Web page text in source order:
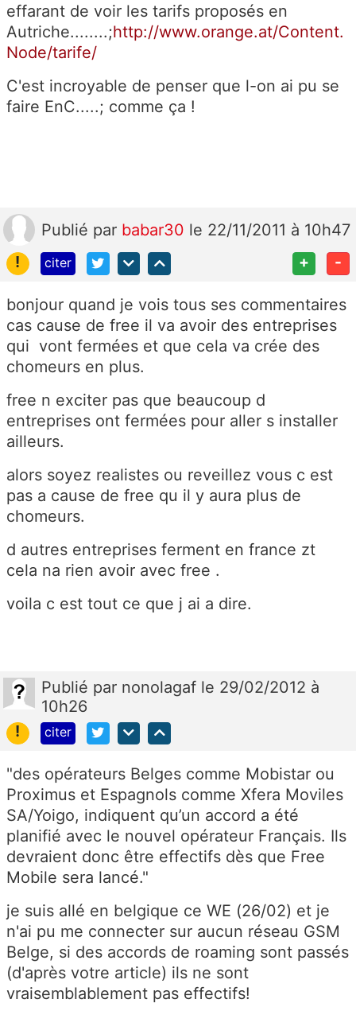
effarant de voir les tarifs proposés en
Autriche........;http://www.orange.at/Content.
Node/tarife/
C'est incroyable de penser que l-on ai pu se
faire EnC.....; comme ça !
Publié par babar30 le 22/11/2011 à 10h47
!
citer + -
bonjour quand je vois tous ses commentaires
cas cause de free il va avoir des entreprises
qui vont fermées et que cela va crée des
chomeurs en plus.
free n exciter pas que beaucoup d
entreprises ont fermées pour aller s installer
ailleurs.
alors soyez realistes ou reveillez vous c est
pas a cause de free qu il y aura plus de
chomeurs.
d autres entreprises ferment en france zt
cela na rien avoir avec free .
voila c est tout ce que j ai a dire.
Publié par nonolagaf le 29/02/2012 à
10h26
!
citer
"des opérateurs Belges comme Mobistar ou
Proximus et Espagnols comme Xfera Moviles
SA/Yoigo, indiquent qu’un accord a été
planifié avec le nouvel opérateur Français. Ils
devraient donc être effectifs dès que Free
Mobile sera lancé."
je suis allé en belgique ce WE (26/02) et je
n'ai pu me connecter sur aucun réseau GSM
Belge, si des accords de roaming sont passés
(d'après votre article) ils ne sont
vraisemblablement pas effectifs!